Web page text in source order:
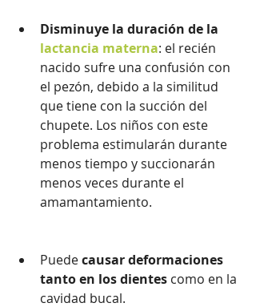
Disminuye la duración de la
lactancia materna: el recién
nacido sufre una confusión con
el pezón, debido a la similitud
que tiene con la succión del
chupete. Los niños con este
problema estimularán durante
menos tiempo y succionarán
menos veces durante el
amamantamiento.
Puede causar deformaciones
tanto en los dientes como en la
cavidad bucal.